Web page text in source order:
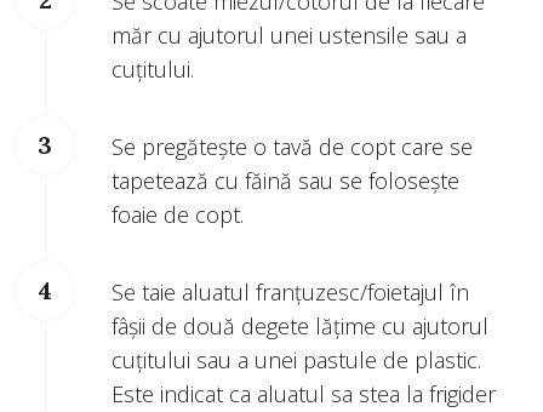
măr cu ajutorul unei ustensile sau a
cuțitului.
Se pregătește o tavă de copt care se
tapetează cu făină sau se folosește
foaie de copt.
Se taie aluatul franțuzesc/foietajul în
fâșii de două degete lățime cu ajutorul
cuțitului sau a unei pastule de plastic.
Este indicat ca aluatul sa stea la frigider